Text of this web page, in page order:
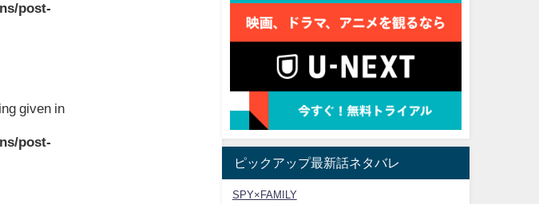
post-
given in
post-
ピックアップ最新話ネタバレ
SPY×FAMILY